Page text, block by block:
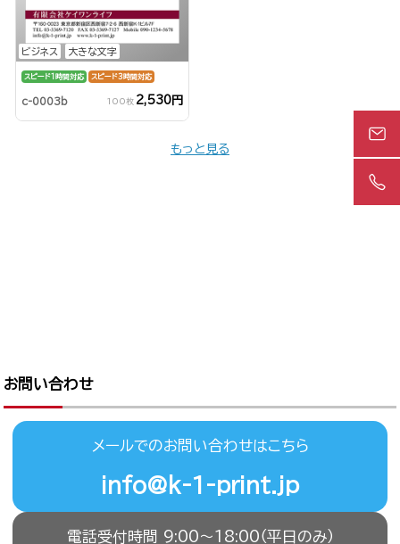
ビジネス 大きな文字
スピード1時間対応 スピード3時間対応
c-0003b 100枚 2,530円
もっと見る
お問い合わせ
メールでのお問い合わせはこちら
info@k-1-print.jp
電話受付時間 9:00〜18:00（平日のみ）